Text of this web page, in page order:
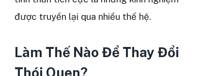
được truyền lại qua nhiều thế hệ.
Làm Thế Nào Để Thay Đổi
Thói Quen?